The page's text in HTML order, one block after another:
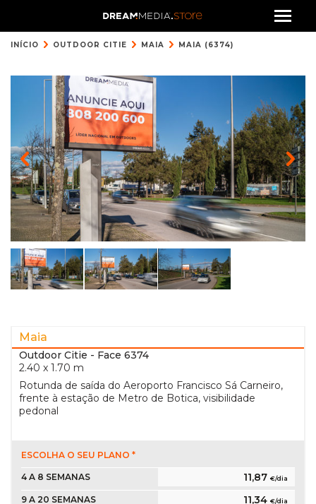
INÍCIO OUTDOOR CITIE MAIA MAIA (6374)
Maia
Outdoor Citie - Face 6374
2.40 x 1.70 m
Rotunda de saída do Aeroporto Francisco Sá Carneiro,
frente à estação de Metro de Botica, visibilidade
pedonal
ESCOLHA O SEU PLANO *
4 A 8 SEMANAS 11,87 €/dia
9 A 20 SEMANAS 11,34 €/dia